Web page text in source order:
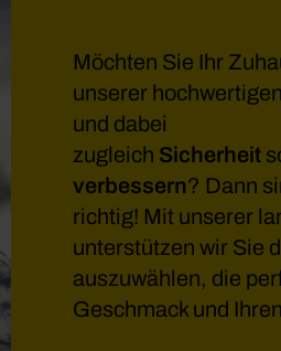
Möchten Sie Ihr
unserer
und dabei
zugleich Sicherheit
verbessern? Dann
richtig! Mit unserer
unterstützen wir Sie
auszuwählen, die
Geschmack und